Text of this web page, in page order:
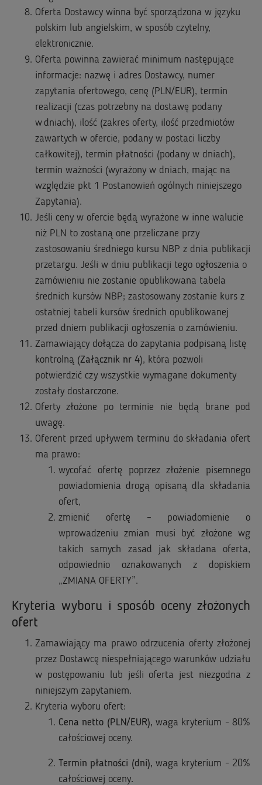
Oferta Dostawcy winna być sporządzona w języku
polskim lub angielskim, w sposób czytelny,
elektronicznie.
Oferta powinna zawierać minimum następujące
informacje: nazwę i adres Dostawcy, numer
zapytania ofertowego, cenę (PLN/EUR), termin
realizacji (czas potrzebny na dostawę podany
w dniach), ilość (zakres oferty, ilość przedmiotów
zawartych w ofercie, podany w postaci liczby
całkowitej), termin płatności (podany w dniach),
termin ważności (wyrażony w dniach, mając na
względzie pkt 1 Postanowień ogólnych niniejszego
Zapytania).
Jeśli ceny w ofercie będą wyrażone w inne walucie
niż PLN to zostaną one przeliczane przy
zastosowaniu średniego kursu NBP z dnia publikacji
przetargu. Jeśli w dniu publikacji tego ogłoszenia o
zamówieniu nie zostanie opublikowana tabela
średnich kursów NBP; zastosowany zostanie kurs z
ostatniej tabeli kursów średnich opublikowanej
przed dniem publikacji ogłoszenia o zamówieniu.
Zamawiający dołącza do zapytania podpisaną listę
kontrolną (Załącznik nr 4), która pozwoli
potwierdzić czy wszystkie wymagane dokumenty
zostały dostarczone.
Oferty złożone po terminie nie będą brane pod
uwagę.
Oferent przed upływem terminu do składania ofert
ma prawo:
wycofać ofertę poprzez złożenie pisemnego
powiadomienia drogą opisaną dla składania
ofert,
zmienić ofertę – powiadomienie o
wprowadzeniu zmian musi być złożone wg
takich samych zasad jak składana oferta,
odpowiednio oznakowanych z dopiskiem
„ZMIANA OFERTY”.
Kryteria wyboru i sposób oceny złożonych
ofert
Zamawiający ma prawo odrzucenia oferty złożonej
przez Dostawcę niespełniającego warunków udziału
w postępowaniu lub jeśli oferta jest niezgodna z
niniejszym zapytaniem.
Kryteria wyboru ofert:
Cena netto (PLN/EUR), waga kryterium - 80%
całościowej oceny.
Termin płatności (dni), waga kryterium - 20%
całościowej oceny.